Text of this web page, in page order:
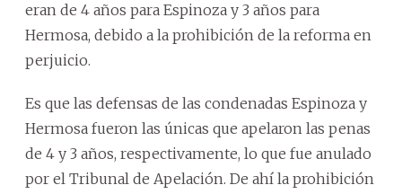
eran de 4 años para Espinoza y 3 años para
Hermosa, debido a la prohibición de la reforma en
perjuicio.
Es que las defensas de las condenadas Espinoza y
Hermosa fueron las únicas que apelaron las penas
de 4 y 3 años, respectivamente, lo que fue anulado
por el Tribunal de Apelación. De ahí la prohibición